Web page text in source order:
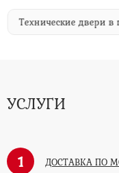
Технические двери в
УСЛУГИ
1 ДОСТАВКА ПО